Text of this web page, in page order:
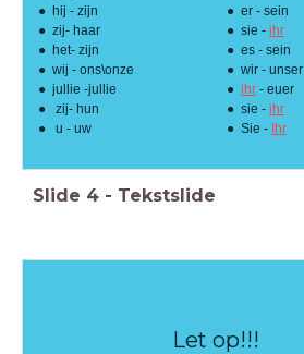
hij - zijn
zij- haar
het- zijn
wij - ons\onze
jullie -jullie
zij- hun
u - uw
er - sein
sie - ihr
es - sein
wir - unser
ihr- euer
sie - ihr
Sie - Ihr
Slide 4 - Tekstslide
Let op!!!